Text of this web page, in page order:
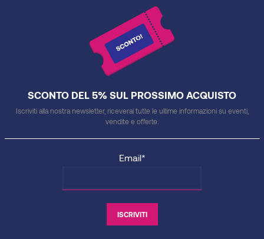
SCONTO DEL 5% SUL PROSSIMO ACQUISTO
Iscriviti alla nostra newsletter, riceverai tutte le ultime informazioni su eventi,
vendite e offerte.
Email*